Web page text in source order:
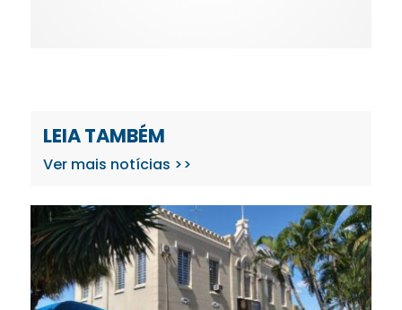
LEIA TAMBÉM
Ver mais notícias >>